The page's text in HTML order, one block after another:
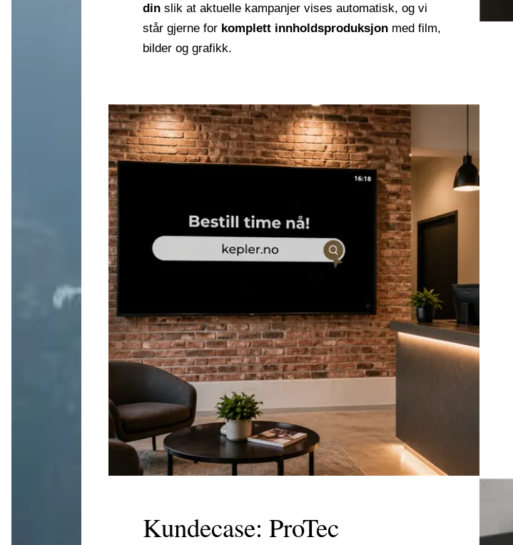
din slik at aktuelle kampanjer vises automatisk, og vi
står gjerne for komplett innholdsproduksjon med film,
bilder og grafikk.
Kundecase: ProTec